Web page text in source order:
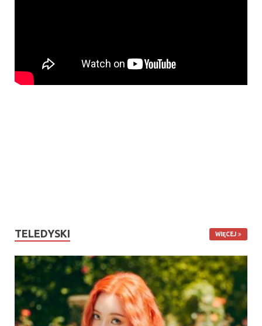
TELEDYSKI WIĘCEJ